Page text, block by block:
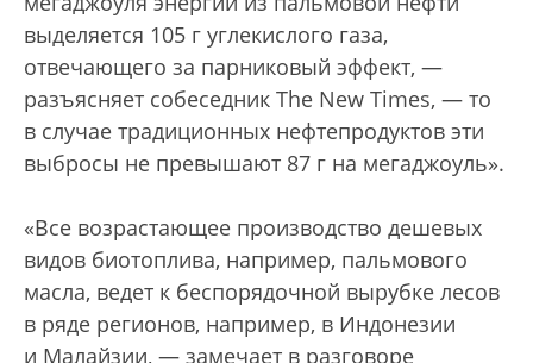
выделяется 105 г углекислого газа,
отвечающего за парниковый эффект, —
разъясняет собеседник The New Times, — то
в случае традиционных нефтепродуктов эти
выбросы не превышают 87 г на мегаджоуль».
«Все возрастающее производство дешевых
видов биотоплива, например, пальмового
масла, ведет к беспорядочной вырубке лесов
в ряде регионов, например, в Индонезии
и Малайзии, — замечает в разговоре